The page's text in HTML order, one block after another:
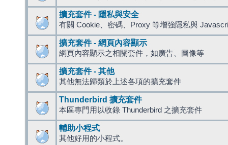
擴充套件 - 隱私與安全
有關 Cookie、密碼、Proxy 等增強隱私與
擴充套件 - 網頁內容顯示
網頁內容顯示之相關套件，如廣告、圖像等
擴充套件 - 其他
其他無法歸類於上述各項的擴充套件
Thunderbird 擴充套件
本區專門用以收錄 Thunderbird 之擴充套件
輔助小程式
其他好用的小程式。